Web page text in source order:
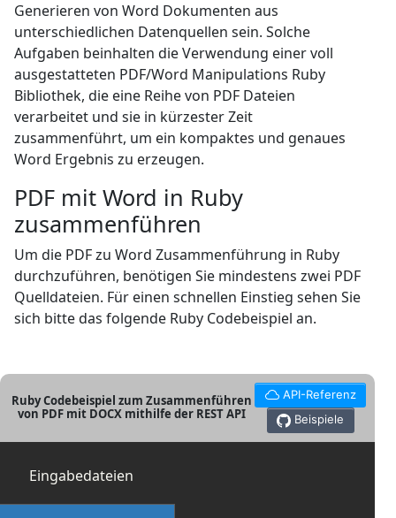
Generieren von Word Dokumenten aus
unterschiedlichen Datenquellen sein. Solche
Aufgaben beinhalten die Verwendung einer voll
ausgestatteten PDF/Word Manipulations Ruby
Bibliothek, die eine Reihe von PDF Dateien
verarbeitet und sie in kürzester Zeit
zusammenführt, um ein kompaktes und genaues
Word Ergebnis zu erzeugen.
PDF mit Word in Ruby
zusammenführen
Um die PDF zu Word Zusammenführung in Ruby
durchzuführen, benötigen Sie mindestens zwei PDF
Quelldateien. Für einen schnellen Einstieg sehen Sie
sich bitte das folgende Ruby Codebeispiel an.
Ruby Codebeispiel zum Zusammenführen
von PDF mit DOCX mithilfe der REST API
API-Referenz
Beispiele
Eingabedateien